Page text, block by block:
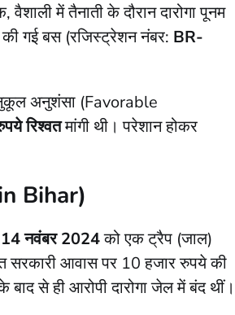
में तैनाती के दौरान दारोगा पूनम
की गई बस (रजिस्ट्रेशन नंबर: BR-
अनुशंसा (Favorable
रिश्वतमांगी थी। परेशान होकर
Bihar)
14 नवंबर 2024को एक ट्रैप (जाल)
सरकारी आवास पर 10 हजार रुपये की
बाद से ही आरोपी दारोगा जेल में बंद थीं।